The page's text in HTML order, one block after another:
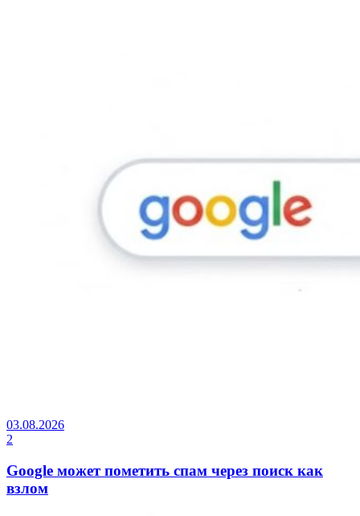
03.08.2026
2
Google может пометить спам через поиск как
взлом